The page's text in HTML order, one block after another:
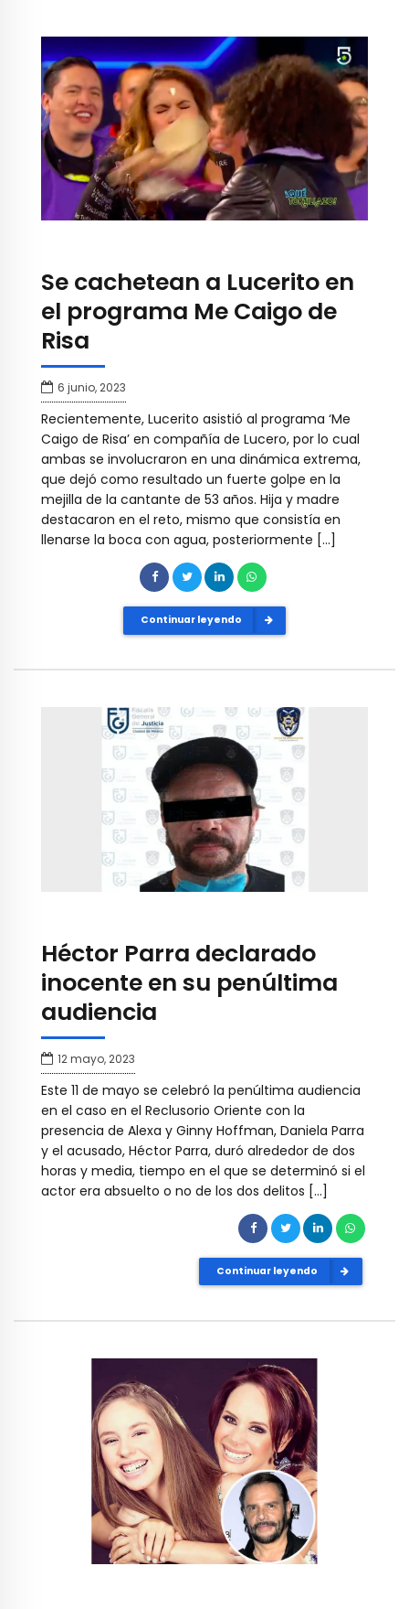
Se cachetean a Lucerito en
el programa Me Caigo de
Risa
6 junio, 2023
Recientemente, Lucerito asistió al programa ‘Me
Caigo de Risa’ en compañía de Lucero, por lo cual
ambas se involucraron en una dinámica extrema,
que dejó como resultado un fuerte golpe en la
mejilla de la cantante de 53 años. Hija y madre
destacaron en el reto, mismo que consistía en
llenarse la boca con agua, posteriormente […]
Continuar leyendo
Héctor Parra declarado
inocente en su penúltima
audiencia
12 mayo, 2023
Este 11 de mayo se celebró la penúltima audiencia
en el caso en el Reclusorio Oriente con la
presencia de Alexa y Ginny Hoffman, Daniela Parra
y el acusado, Héctor Parra, duró alrededor de dos
horas y media, tiempo en el que se determinó si el
actor era absuelto o no de los dos delitos […]
Continuar leyendo